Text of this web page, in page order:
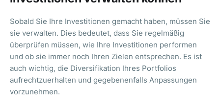
Sobald Sie Ihre Investitionen gemacht haben, müssen Sie
sie verwalten. Dies bedeutet, dass Sie regelmäßig
überprüfen müssen, wie Ihre Investitionen performen
und ob sie immer noch Ihren Zielen entsprechen. Es ist
auch wichtig, die Diversifikation Ihres Portfolios
aufrechtzuerhalten und gegebenenfalls Anpassungen
vorzunehmen.